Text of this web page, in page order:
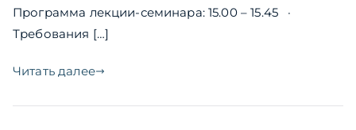
Программа лекции-семинара: 15.00 – 15.45 ·
Требования […]
Читать далее